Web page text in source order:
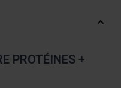
PROTÉINES +